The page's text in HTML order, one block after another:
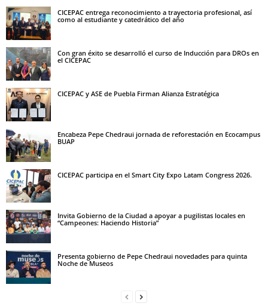
CICEPAC entrega reconocimiento a trayectoria profesional, así
como al estudiante y catedrático del año
Con gran éxito se desarrolló el curso de Inducción para DROs en
el CICEPAC
CICEPAC y ASE de Puebla Firman Alianza Estratégica
Encabeza Pepe Chedraui jornada de reforestación en Ecocampus
BUAP
CICEPAC participa en el Smart City Expo Latam Congress 2026.
Invita Gobierno de la Ciudad a apoyar a pugilistas locales en
“Campeones: Haciendo Historia”
Presenta gobierno de Pepe Chedraui novedades para quinta
Noche de Museos